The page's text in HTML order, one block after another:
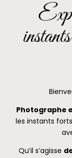
Photographe
les instants
Qu’il s’agisse